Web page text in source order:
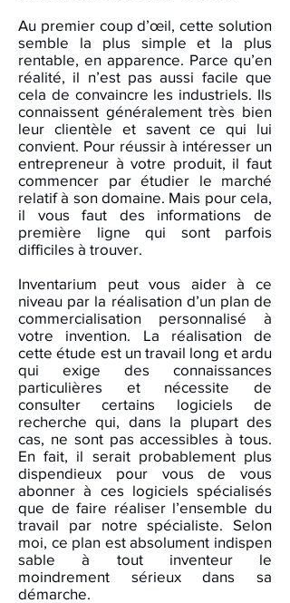
Au premier coup d’œil, cette solution
semble la plus simple et la plus
rentable, en apparence. Parce qu’en
réalité, il n’est pas aussi facile que
cela de convaincre les industriels. Ils
connaissent généralement très bien
leur clientèle et savent ce qui lui
convient. Pour réussir à intéresser un
entrepreneur à votre produit, il faut
commencer par étudier le marché
relatif à son domaine. Mais pour cela,
il vous faut des informations de
première ligne qui sont parfois
difficiles à trouver.
Inventarium peut vous aider à ce
niveau par la réalisation d’un plan de
commercialisation personnalisé à
votre invention. La réalisation de
cette étude est un travail long et ardu
qui exige des connaissances
particulières et nécessite de
consulter certains logiciels de
recherche qui, dans la plupart des
cas, ne sont pas accessibles à tous.
En fait, il serait probablement plus
dispendieux pour vous de vous
abonner à ces logiciels spécialisés
que de faire réaliser l’ensemble du
travail par notre spécialiste. Selon
moi, ce plan est absolument indispen
sable à tout inventeur le
moindrement sérieux dans sa
démarche.